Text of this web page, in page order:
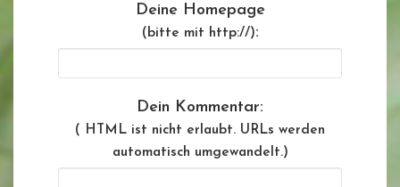
Deine Homepage
(bitte mit http://):
Dein Kommentar:
( HTML ist nicht erlaubt. URLs werden
automatisch umgewandelt.)